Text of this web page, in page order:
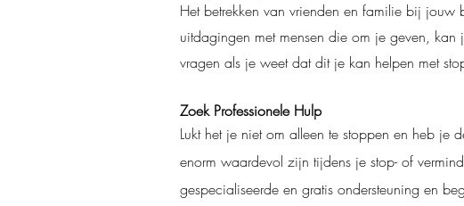
Het betrekken van vrienden en familie bij jouw
uitdagingen met mensen die om je geven,
vragen als je weet dat dit je kan helpen met
Zoek Professionele Hulp
Lukt het je niet om alleen te stoppen en heb je
enorm waardevol zijn tijdens je stop- of
gespecialiseerde en gratis ondersteuning en